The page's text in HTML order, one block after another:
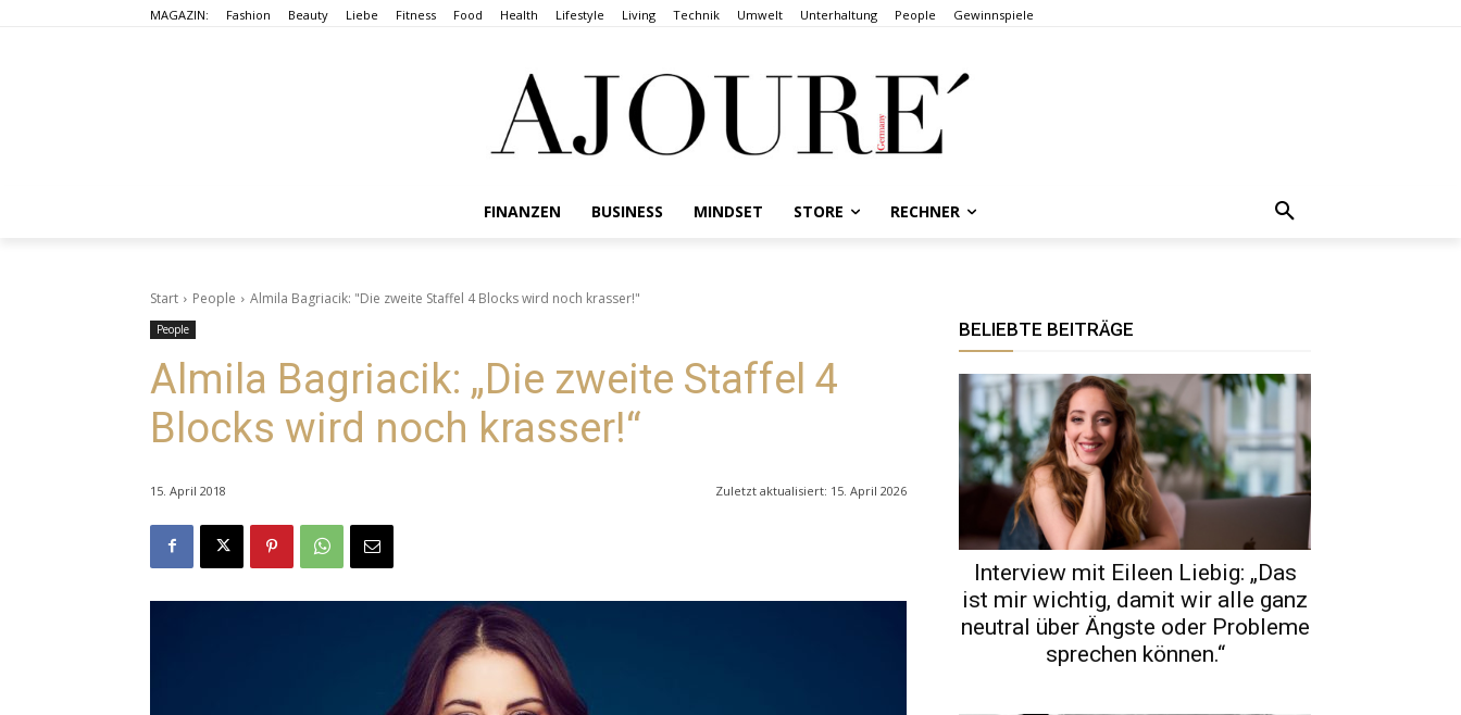
MAGAZIN: Fashion Beauty Liebe Fitness Food Health Lifestyle Living Technik Umwelt Unterhaltung People Gewinnspiele
FINANZEN BUSINESS MINDSET STORE RECHNER
Start People Almila Bagriacik: "Die zweite Staffel 4 Blocks wird noch krasser!"
People
Almila Bagriacik: „Die zweite Staffel 4
Blocks wird noch krasser!“
15. April 2018 Zuletzt aktualisiert: 15. April 2026
BELIEBTE BEITRÄGE
Interview mit Eileen Liebig: „Das
ist mir wichtig, damit wir alle ganz
neutral über Ängste oder Probleme
sprechen können.“